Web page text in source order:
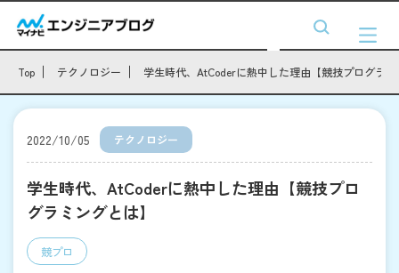
Top テクノロジー 学生時代、AtCoderに熱中した理由【競技プログラ
2022/10/05 テクノロジー
学生時代、AtCoderに熱中した理由【競技プロ
グラミングとは】
競プロ